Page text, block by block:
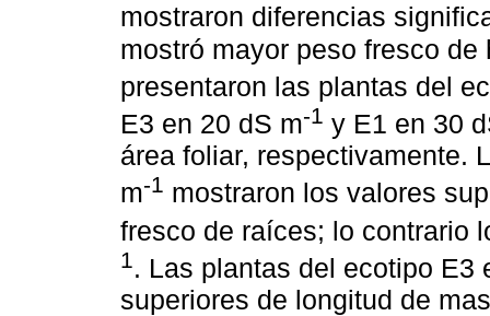
mostraron diferencias
mostró mayor peso fresco
presentaron las plantas del
E3 en 20 dS m-1 y E1 en 30
área foliar, respectivamente.
m-1 mostraron los valores
fresco de raíces; lo contrario
1. Las plantas del ecotipo E3
superiores de longitud de